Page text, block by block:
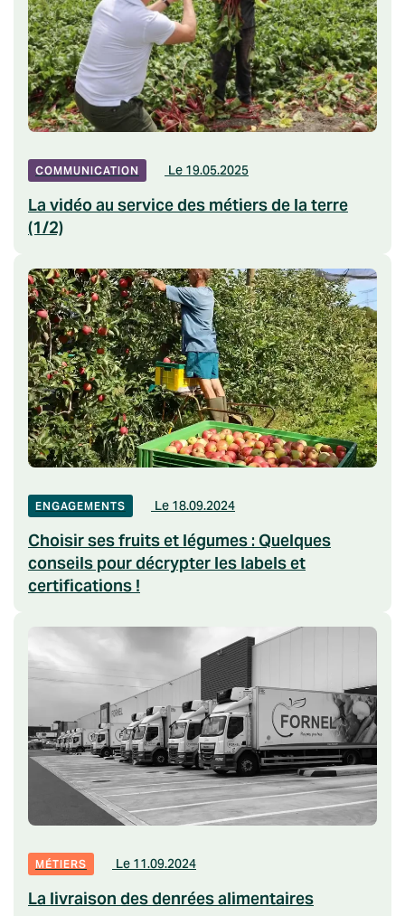
COMMUNICATION Le 19.05.2025
La vidéo au service des métiers de la terre
(1/2)
ENGAGEMENTS Le 18.09.2024
Choisir ses fruits et légumes : Quelques
conseils pour décrypter les labels et
certifications !
MÉTIERS Le 11.09.2024
La livraison des denrées alimentaires